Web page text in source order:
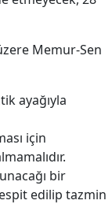
Memur-Sen
ayağıyla
için
bir
edilip tazmin